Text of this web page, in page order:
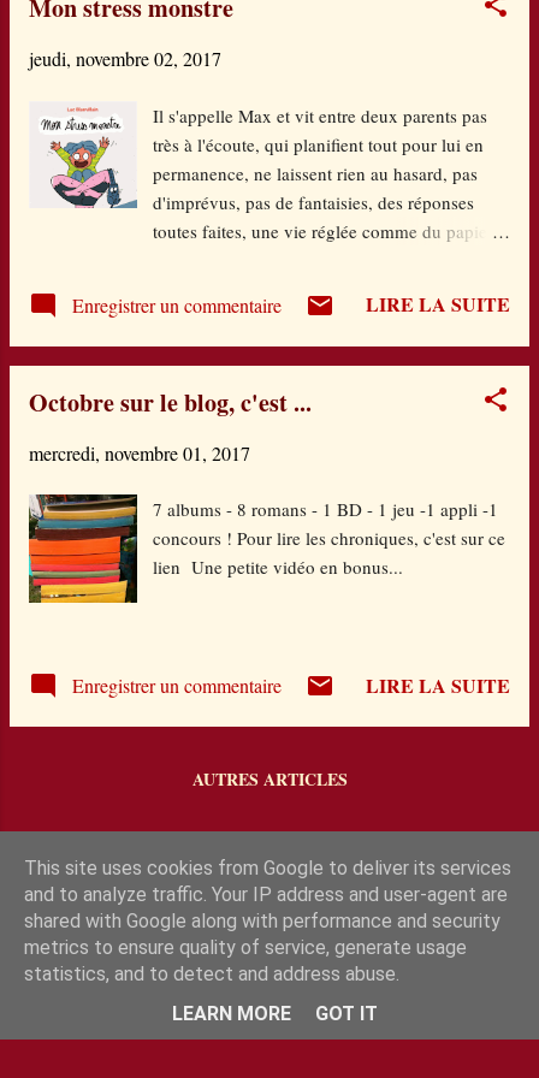
une interaction toujours à la bonne distance. Et
de distance symbolique. Une atmosphère de
profondeur propice à l'attente : que va-t-il se
passer ? Un petit bruit, symbolisé par trois
petits traits rouges fait alors son apparition au
loin. On l'entendrait presque... Il s'agit d'un
petit loup , de rouge vêtu, avec son petit
lecteur est invité ...
Mon stress monstre
jeudi, novembre 02, 2017
Il s'appelle Max et vit entre deux parents pas
très à l'écoute, qui planifient tout pour lui en
permanence, ne laissent rien au hasard, pas
d'imprévus, pas de fantaisies, des réponses
toutes faites, une vie réglée comme du papier à
infondées...et pour cause ! Un jour débarque
dans ce quotidien sans saveur Benoît, un
qui va mettre un joyeux désordre plein de vie
voie de l'imprudence, de la vraie vie quoi !
de jeunesse...et de les réactiver s'ils se sont
perdus de vue. Un régal de lecture que ce
roman à la 1ere personne avec toute la verve
bambins de 9 à 12 ans, en leur insufflant de la
réflexion e...
Enregistrer un commentaire LIRE LA SUITE
Octobre sur le blog, c'est ...
mercredi, novembre 01, 2017
7 albums - 8 romans - 1 BD - 1 jeu -1 appli -1
concours ! Pour lire les chroniques, c'est sur ce
lien Une petite vidéo en bonus...
Enregistrer un commentaire LIRE LA SUITE
AUTRES ARTICLES
This site uses cookies from Google to deliver its services
and to analyze traffic. Your IP address and user-agent are
shared with Google along with performance and security
metrics to ensure quality of service, generate usage
statistics, and to detect and address abuse.
LEARN MORE
GOT IT